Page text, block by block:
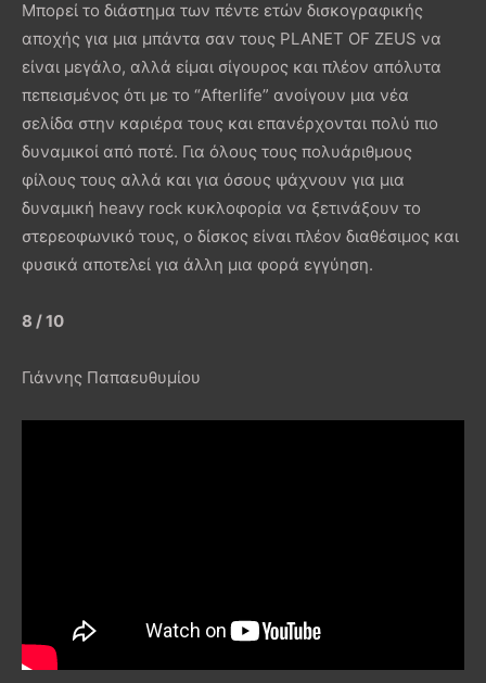
Μπορεί το διάστημα των πέντε ετών δισκογραφικής
αποχής για μια μπάντα σαν τους PLANET OF ZEUS να
είναι μεγάλο, αλλά είμαι σίγουρος και πλέον απόλυτα
πεπεισμένος ότι με το “Afterlife” ανοίγουν μια νέα
σελίδα στην καριέρα τους και επανέρχονται πολύ πιο
δυναμικοί από ποτέ. Για όλους τους πολυάριθμους
φίλους τους αλλά και για όσους ψάχνουν για μια
δυναμική heavy rock κυκλοφορία να ξετινάξουν το
στερεοφωνικό τους, ο δίσκος είναι πλέον διαθέσιμος και
φυσικά αποτελεί για άλλη μια φορά εγγύηση.
8 / 10
Γιάννης Παπαευθυμίου